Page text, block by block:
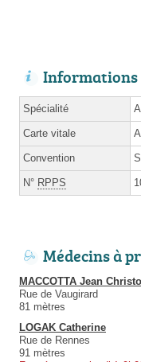
Informations
Spécialité
Carte vitale
Convention
N° RPPS
Médecins à
MACCOTTA Jean
Rue de Vaugirard
81 mètres
LOGAK Catherine
Rue de Rennes
91 mètres